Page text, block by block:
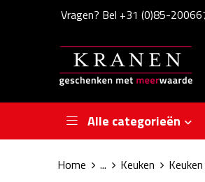
Vragen? Bel +31 (0)85-
Alle categorieën
Home ... Keuken